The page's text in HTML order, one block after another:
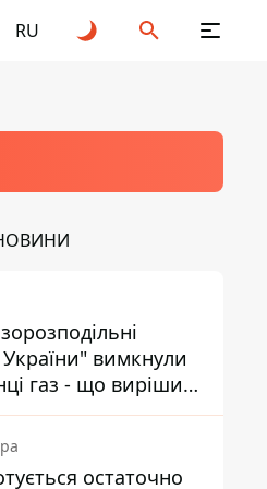
RU
вимкнули
газ - що вирішив
остаточно